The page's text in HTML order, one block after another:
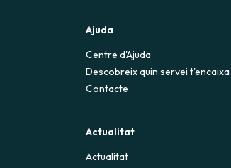
Ajuda
Centre d'Ajuda
Descobreix quin servei
Contacte
Actualitat
Actualitat